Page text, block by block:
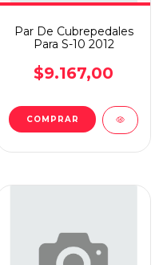
Par De Cubrepedales
Para S-10 2012
$9.167,00